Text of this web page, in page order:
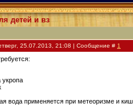
детей и вз
25.07.2013, 21:08 | Сообщение # 1
укропа
вода применяется при метеоризме и